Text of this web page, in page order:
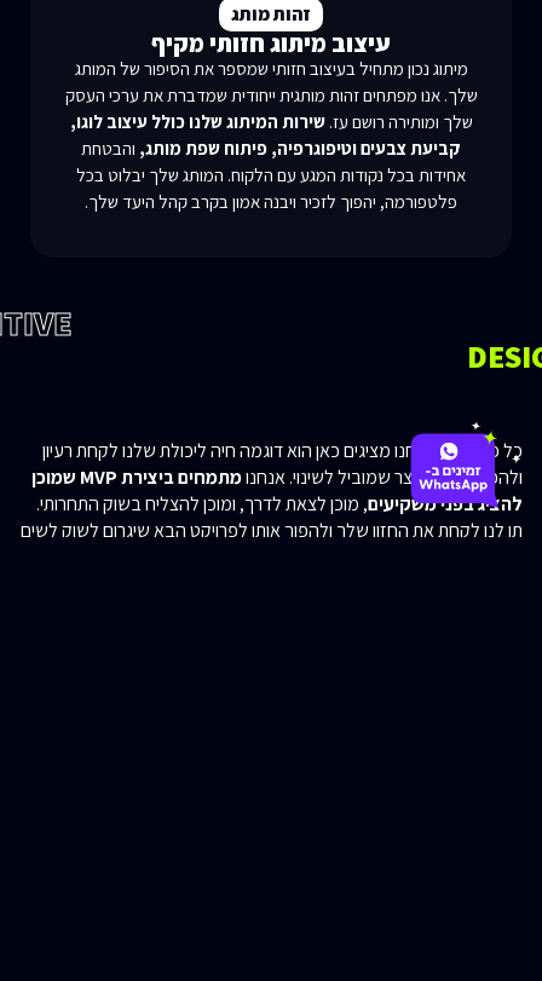
זהות מותג
עיצוב מיתוג חזותי מקיף
מיתוג נכון מתחיל בעיצוב חזותי שמספר את הסיפור של המותג
שלך. אנו מפתחים זהות מותגית ייחודית שמדברת את ערכי העסק
שלך ומותירה רושם עז.שירות המיתוג שלנו כולל עיצוב לוגו,
קביעת צבעים וטיפוגרפיה, פיתוח שפת מותג, והבטחת
אחידות בכל נקודות המגע עם הלקוח. המותג שלך יבלוט בכל
פלטפורמה, יהפוך לזכיר ויבנה אמון בקרב קהל היעד שלך.
כל פרויקט שאנחנו מציגים כאן הוא דוגמה חיה ליכולת שלנו לקחת רעיון
ולהפוך אותו למוצר שמוביל לשינוי. אנחנו
מתמחים ביצירת MVP שמוכן
להציג בפני משקיעים, מוכן לצאת לדרך, ומוכן להצליח בשוק התחרותי.
תן לנו לקחת את החזון שלך ולהפוך אותו לפרויקט הבא שיגרום לשוק לשים